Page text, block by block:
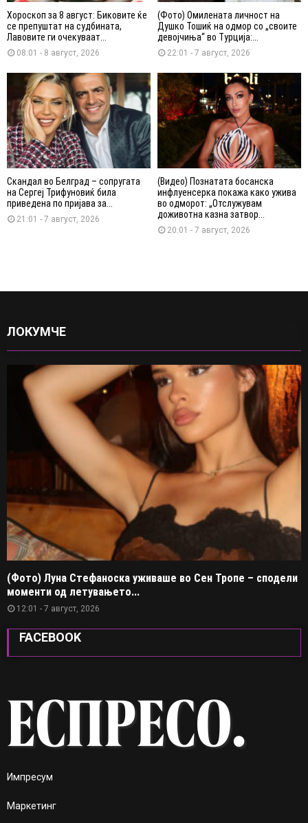
Хороскоп за 8 август: Биковите ќе
се препуштат на судбината,
Лавовите ги очекуваат...
08:01 - 8 август, 2026
(Фото) Омилената личност на
Душко Тошиќ на одмор со „своите
девојчиња“ во Турција:...
22:01 - 7 август, 2026
Скандал во Белград – сопругата
на Сергеј Трифуновиќ била
приведена по пријава за...
21:01 - 7 август, 2026
(Видео) Познатата босанска
инфлуенсерка покажа како ужива
во одморот: „Отслужувам
доживотна казна затвор...
20:01 - 7 август, 2026
ЛОКУМЧЕ
(Фото) Луна Стефаноска уживаше во Сен Тропе – сподели
моменти од летувањето...
12:01 - 7 август, 2026
FACEBOOK
Импресум
Маркетинг